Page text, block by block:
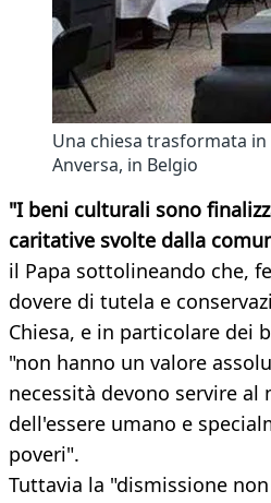
Una chiesa trasformata
Anversa, in Belgio
"I beni culturali sono
caritative svolte dalla
il Papa sottolineando che,
dovere di tutela e
Chiesa, e in particolare dei
"non hanno un valore
necessità devono servire al
dell'essere umano e
poveri".
Tuttavia la "dismissione